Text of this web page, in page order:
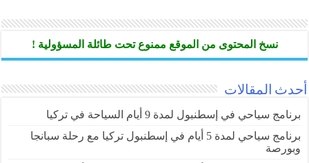
نسخ المحتوى من الموقع ممنوع تحت طائلة المسؤولية !
أحدث المقالات
برنامج سياحي في إسطنبول لمدة 9 أيام السياحة في تركيا
برنامج سياحي لمدة 5 أيام في إسطنبول تركيا مع رحلة سبانجا
وبورصة